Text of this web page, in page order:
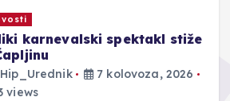
karnevalski spektakl stiže
Hip_Urednik
7 kolovoza, 2026
views